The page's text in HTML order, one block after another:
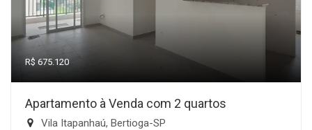
R$ 675.120
Apartamento à Venda com 2 quartos
Vila Itapanhaú, Bertioga-SP